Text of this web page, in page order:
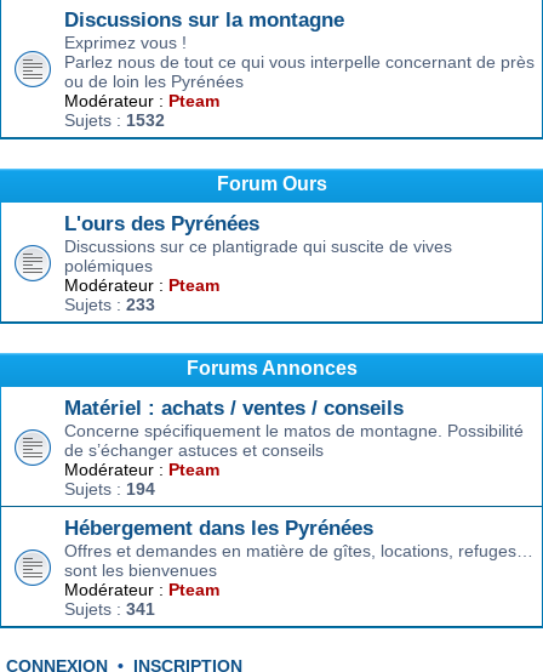
Discussions sur la montagne
Exprimez vous !
Parlez nous de tout ce qui vous interpelle concernant de près
ou de loin les Pyrénées
Modérateur : Pteam
Sujets : 1532
Forum Ours
L'ours des Pyrénées
Discussions sur ce plantigrade qui suscite de vives
polémiques
Modérateur : Pteam
Sujets : 233
Forums Annonces
Matériel : achats / ventes / conseils
Concerne spécifiquement le matos de montagne. Possibilité
de s’échanger astuces et conseils
Modérateur : Pteam
Sujets : 194
Hébergement dans les Pyrénées
Offres et demandes en matière de gîtes, locations, refuges…
sont les bienvenues
Modérateur : Pteam
Sujets : 341
CONNEXION • INSCRIPTION